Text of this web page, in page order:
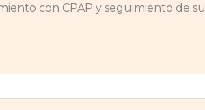
con CPAP y seguimiento de su